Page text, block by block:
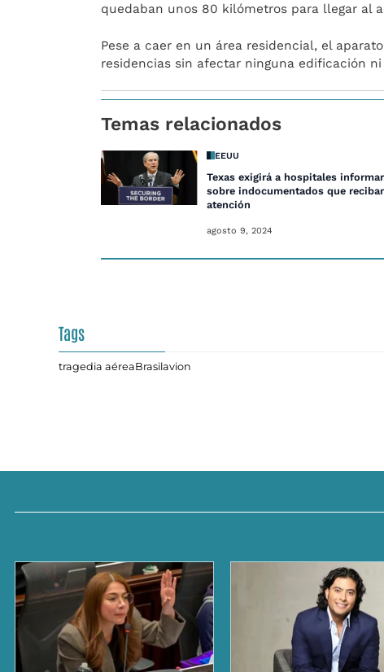
quedaban unos 80 kilómetros para llegar al
Pese a caer en un área residencial, el
residencias sin afectar ninguna edificación
Temas relacionados
EEUU
Texas exigirá a hospitales informar
sobre indocumentados que
atención
agosto 9, 2024
Tags
tragedia aéreaBrasilavion